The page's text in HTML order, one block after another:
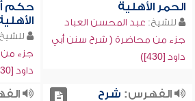
الحمر الأهلية
للشيخ: عبد المحسن العباد
جزء من محاضرة ( شرح سنن أبي
داود [430])
حكم
جزء
داود [430])
الفهرس: شرح